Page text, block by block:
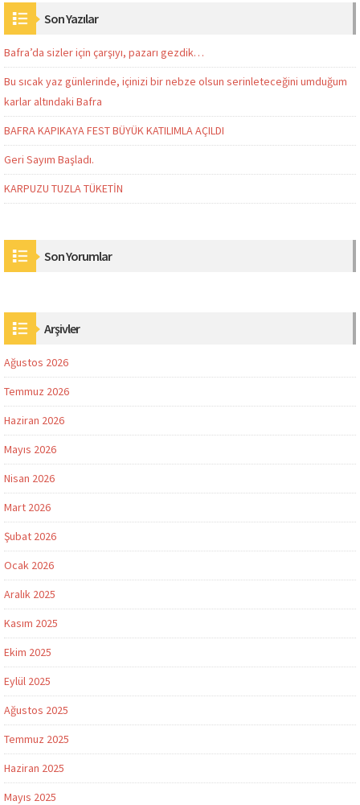
Son Yazılar
Bafra’da sizler için çarşıyı, pazarı gezdik…
Bu sıcak yaz günlerinde, içinizi bir nebze olsun serinleteceğini umduğum
karlar altındaki Bafra
BAFRA KAPIKAYA FEST BÜYÜK KATILIMLA AÇILDI
Geri Sayım Başladı.
KARPUZU TUZLA TÜKETİN
Son Yorumlar
Arşivler
Ağustos 2026
Temmuz 2026
Haziran 2026
Mayıs 2026
Nisan 2026
Mart 2026
Şubat 2026
Ocak 2026
Aralık 2025
Kasım 2025
Ekim 2025
Eylül 2025
Ağustos 2025
Temmuz 2025
Haziran 2025
Mayıs 2025